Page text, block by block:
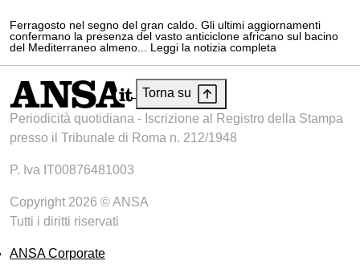
Ferragosto nel segno del gran caldo. Gli ultimi aggiornamenti
confermano la presenza del vasto anticiclone africano sul bacino
del Mediterraneo almeno... Leggi la notizia completa
Torna su
Periodicità quotidiana - Iscrizione al Registro della Stampa
presso il Tribunale di Roma n. 212/1948
P. Iva IT00876481003
Copyright 2026 © ANSA
Tutti i diritti riservati
ANSA Corporate